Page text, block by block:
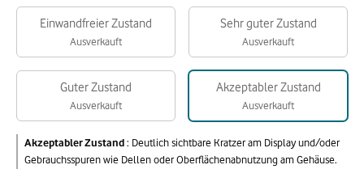
Einwandfreier Zustand
Ausverkauft
Sehr guter Zustand
Ausverkauft
Guter Zustand
Ausverkauft
Akzeptabler Zustand
Ausverkauft
Akzeptabler Zustand: Deutlich sichtbare Kratzer am Display und/oder
Gebrauchsspuren wie Dellen oder Oberflächenabnutzung am Gehäuse.